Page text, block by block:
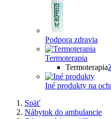
Podpora zdravia
Termoterapia
Termoterapia
Iné produkty na
Späť
Nábytok do ambulancie